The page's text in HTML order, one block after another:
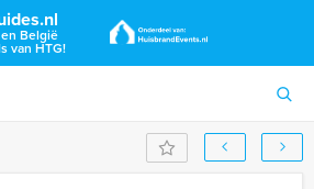
België
van HTG!